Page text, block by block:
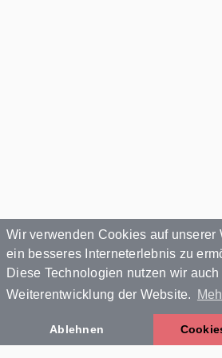
Wir verwenden Cookies auf unserer
ein besseres Interneterlebnis zu
Diese Technologien nutzen wir auch
Weiterentwicklung der Website.
Ablehnen